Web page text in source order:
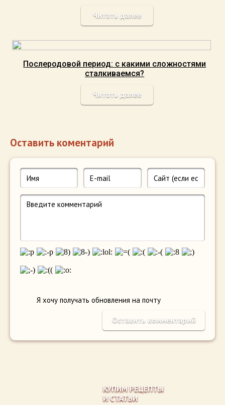
Читать далее
Послеродовой период: с какими сложностями
сталкиваемся?
Читать далее
Оставить коментарий
Я хочу получать обновления на почту
КУПИМ РЕЦЕПТЫ
И СТАТЬИ